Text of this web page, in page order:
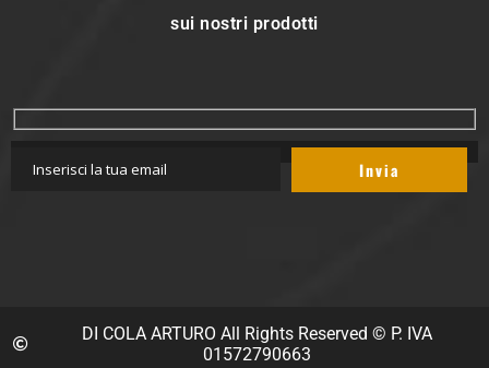
sui nostri prodotti
DI COLA ARTURO All Rights Reserved © P. IVA
01572790663